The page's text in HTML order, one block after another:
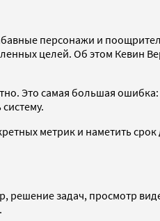
персонажи и
целей. Об этом Кевин
Это самая большая
метрик и наметить
решение задач, просмотр